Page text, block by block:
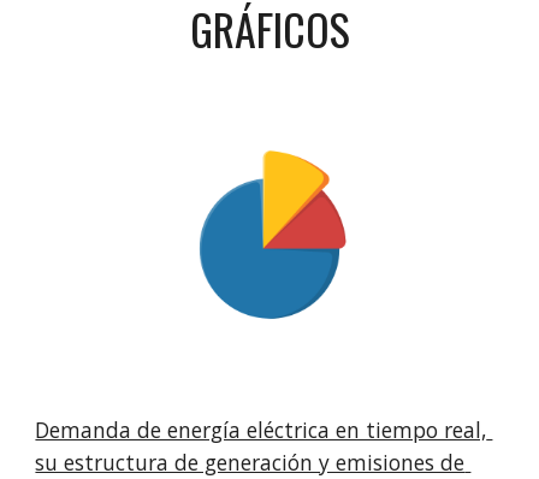
GRÁFICOS
Demanda de energía eléctrica en tiempo real,
su estructura de generación y emisiones de